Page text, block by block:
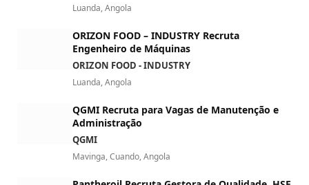
Luanda, Angola
ORIZON FOOD – INDUSTRY Recruta
Engenheiro de Máquinas
ORIZON FOOD - INDUSTRY
Luanda, Angola
QGMI Recruta para Vagas de Manutenção e
Administração
QGMI
Mavinga, Cuando, Angola